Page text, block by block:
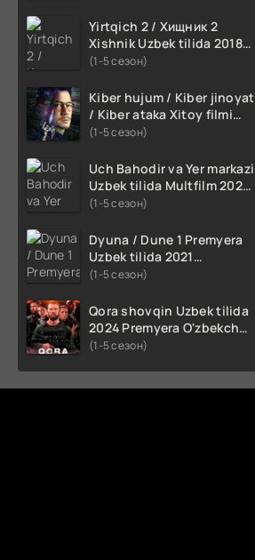
Yirtqich 2 / Хищник 2
Xishnik Uzbek tilida 2018-
2024 O'zbekcha tarjima
(1-5 сезон)
Kiber hujum / Kiber jinoyat
/ Kiber ataka Xitoy filmi
Uzbek tilida O'zbekcha
HD skachat
(1-5 сезон)
Uch Bahodir va Yer markazi
Uzbek tilida Multfilm 2025
tarjima HD skachat
(1-5 сезон)
Dyuna / Dune 1 Premyera
Uzbek tilida 2021
O'zbekcha tarjima kino HD
(1-5 сезон)
Qora shovqin Uzbek tilida
2024 Premyera O'zbekcha
tarjima kino HD skachat
(1-5 сезон)